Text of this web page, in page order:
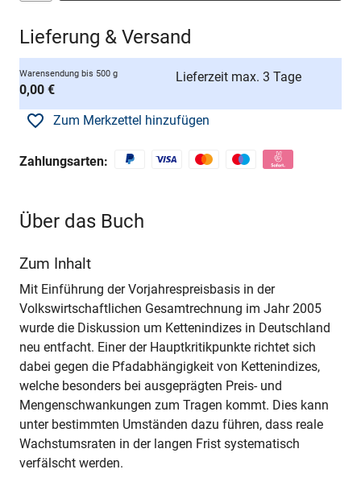
Lieferung & Versand
Warensendung bis 500 g
0,00 €
Lieferzeit max. 3 Tage
Zum Merkzettel hinzufügen
Zahlungsarten:
Über das Buch
Zum Inhalt
Mit Einführung der Vorjahrespreisbasis in der
Volkswirtschaftlichen Gesamtrechnung im Jahr 2005
wurde die Diskussion um Kettenindizes in Deutschland
neu entfacht. Einer der Hauptkritikpunkte richtet sich
dabei gegen die Pfadabhängigkeit von Kettenindizes,
welche besonders bei ausgeprägten Preis- und
Mengenschwankungen zum Tragen kommt. Dies kann
unter bestimmten Umständen dazu führen, dass reale
Wachstumsraten in der langen Frist systematisch
verfälscht werden.